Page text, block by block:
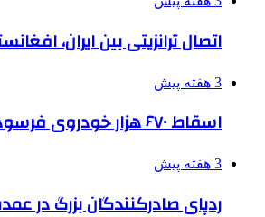
اتصال ترانزیتی بین ایران،
3 هفته پیش
اسقاط ۶۷۰ هزار خودروی فرسوده طی ۳ سال
3 هفته پیش
ردپای صادرکنندگان بزرگ در